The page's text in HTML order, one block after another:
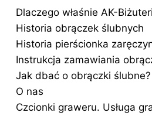
Dlaczego właśnie AK-
Historia obrączek ślubnych
Historia pierścionka
Instrukcja zamawiania
Jak dbać o obrączki ślubne?
O nas
Czcionki graweru. Usługa